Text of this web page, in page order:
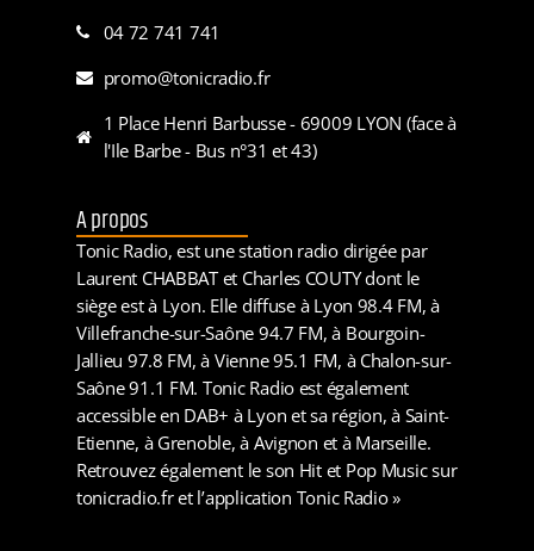
04 72 741 741
promo@tonicradio.fr
1 Place Henri Barbusse - 69009 LYON (face à
l'Ile Barbe - Bus n°31 et 43)
A propos
Tonic Radio, est une station radio dirigée par
Laurent CHABBAT et Charles COUTY dont le
siège est à Lyon. Elle diffuse à Lyon 98.4 FM, à
Villefranche-sur-Saône 94.7 FM, à Bourgoin-
Jallieu 97.8 FM, à Vienne 95.1 FM, à Chalon-sur-
Saône 91.1 FM. Tonic Radio est également
accessible en DAB+ à Lyon et sa région, à Saint-
Etienne, à Grenoble, à Avignon et à Marseille.
Retrouvez également le son Hit et Pop Music sur
tonicradio.fr et l’application Tonic Radio »